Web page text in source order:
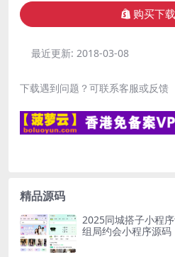
购买下
最近更新: 2018-03-08
下载遇到问题？可联系客服或反馈
精品源码
2025同城搭子小程
组局约会小程序源码